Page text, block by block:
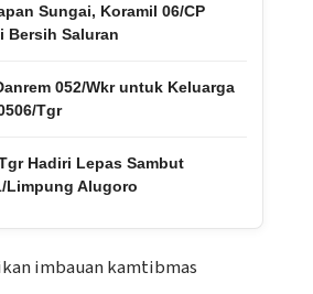
Sungai, Koramil 06/CP
Bersih Saluran
052/Wkr untuk Keluarga
Tgr
Hadiri Lepas Sambut
Limpung Alugoro
imbauan kamtibmas